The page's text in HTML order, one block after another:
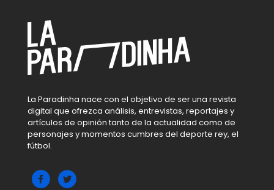
La Paradinha nace con el objetivo de ser una revista
digital que ofrezca análisis, entrevistas, reportajes y
artículos de opinión tanto de la actualidad como de
personajes y momentos cumbres del deporte rey, el
fútbol.